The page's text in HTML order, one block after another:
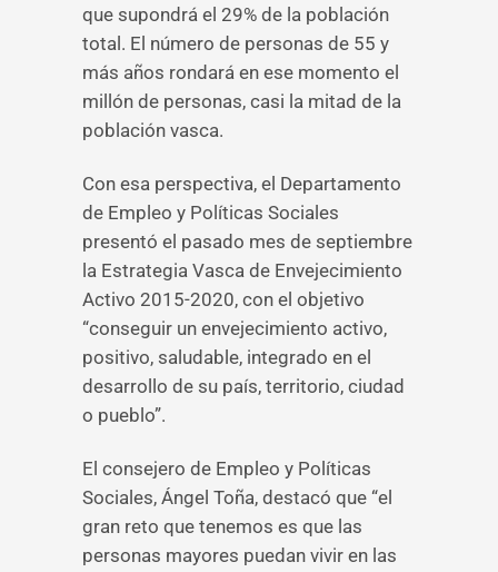
que supondrá el 29% de la población
total. El número de personas de 55 y
más años rondará en ese momento el
millón de personas, casi la mitad de la
población vasca.
Con esa perspectiva, el Departamento
de Empleo y Políticas Sociales
presentó el pasado mes de septiembre
la Estrategia Vasca de Envejecimiento
Activo 2015-2020, con el objetivo
“conseguir un envejecimiento activo,
positivo, saludable, integrado en el
desarrollo de su país, territorio, ciudad
o pueblo”.
El consejero de Empleo y Políticas
Sociales, Ángel Toña, destacó que “el
gran reto que tenemos es que las
personas mayores puedan vivir en las